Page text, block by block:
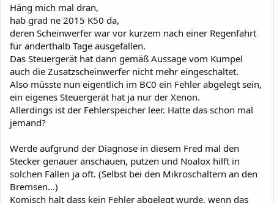
Häng mich mal dran,
hab grad ne 2015 K50 da,
deren Scheinwerfer war vor kurzem nach einer Regenfahrt
für anderthalb Tage ausgefallen.
Das Steuergerät hat dann gemäß Aussage vom Kumpel
auch die Zusatzscheinwerfer nicht mehr eingeschaltet.
Also müsste nun eigentlich im BC0 ein Fehler abgelegt sein,
ein eigenes Steuergerät hat ja nur der Xenon.
Allerdings ist der Fehlerspeicher leer. Hatte das schon mal
jemand?
Werde aufgrund der Diagnose in diesem Fred mal den
Stecker genauer anschauen, putzen und Noalox hilft in
solchen Fällen ja oft. (Selbst bei den Mikroschaltern an den
Bremsen...)
Komisch halt dass kein Fehler abgelegt wurde, wenn das